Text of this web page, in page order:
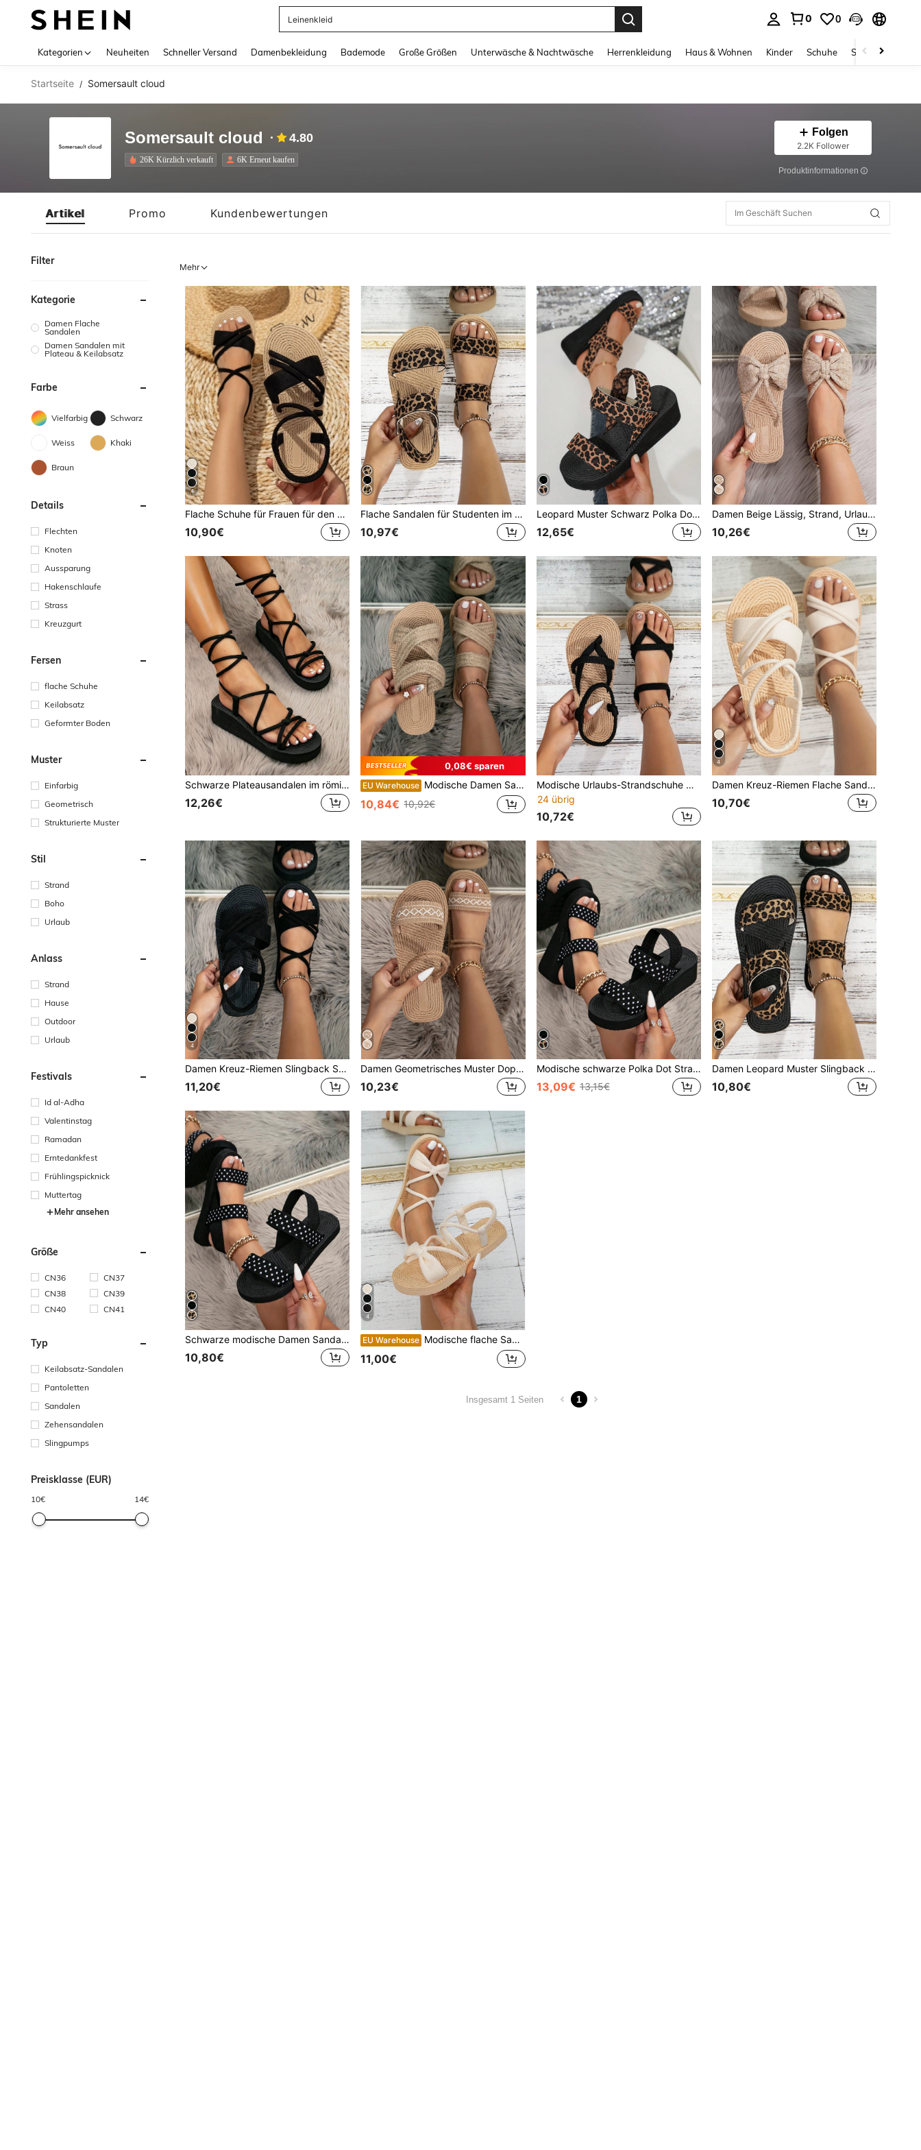
Leinenkleid
0 0
Kategorien Neuheiten Schneller Versand Damenbekleidung Bademode Große Größen Unterwäsche & Nachtwäsche Herrenkleidung Haus & Wohnen Kinder Schuhe Schmuck &
Startseite / Somersault cloud
Somersault cloud 4.80
26K Kürzlich verkauft 6K Erneut kaufen
Folgen
2.2K Follower
Produktinformationen
Artikel Promo Kundenbewertungen
Filter
Kategorie
Damen Flache
Sandalen
Damen Sandalen mit
Plateau & Keilabsatz
Farbe
Vielfarbig Schwarz
Weiss Khaki
Braun
Details
Flechten
Knoten
Aussparung
Hakenschlaufe
Strass
Kreuzgurt
Fersen
flache Schuhe
Keilabsatz
Geformter Boden
Muster
Einfarbig
Geometrisch
Strukturierte Muster
Stil
Strand
Boho
Urlaub
Anlass
Strand
Hause
Outdoor
Urlaub
Festivals
Id al-Adha
Valentinstag
Ramadan
Erntedankfest
Frühlingspicknick
Muttertag
Mehr ansehen
Größe
CN36
CN37
CN38
CN39
CN40
CN41
Typ
Keilabsatz-Sandalen
Pantoletten
Sandalen
Zehensandalen
Slingpumps
Preisklasse (EUR)
10€ 14€
Mehr
4
Flache Schuhe für Frauen für den Urlaub im Freien, Mehrfach-Riemen EVA Offene Zehe Slingback Sandalen, Strandoutfits, Sommeroutfits
10,90€
Flache Sandalen für Studenten im Strandurlaub, modische Leopard Muster Sandalen mit breitem Riemen für Frauen zum Ausgehen, Frühlings- und Sommeroutfits
10,97€
Leopard Muster Schwarz Polka Dot modische Urlaubs-Strandwedge-Absatz Plateau-Sandalen, Frühlings-Sommer-Outfits
12,65€
Damen Beige Lässig, Strand, Urlaubs Modische Sandalen, Frühling Sommer Outfits
10,26€
Schwarze Plateausandalen im römischen Stil, perfekt für Ausgehen, Strand, Reisen, Frühlings- und Sommeroutfits
12,26€
0,08€ sparen
EU Warehouse Modische Damen Sandalen mit gewebtem Design für den Urlaub, flache Sommer-Sandalen für den Strand, Strandoutfits
10,84€ 10,92€
Modische Urlaubs-Strandschuhe mit Jutesohlefür den Outdoor-Einsatz, Frühlings-Sommer-Outfits
24 übrig
10,72€
4
Damen Kreuz-Riemen Flache Sandalen, Urlaubs-Wildleder-Slingback Sandalen, Frühlings- und Sommer-Outfits
10,70€
4
Damen Kreuz-Riemen Slingback Sandalen, Kunstvelours Urlaubs Sandalen, Frühlings- und Sommer-Outfits
11,20€
Damen Geometrisches Muster Doppelriemen Slide Sandalen, Urlaubs Sommer Flache Sandalen, Strandoutfits
10,23€
Modische schwarze Polka Dot Strandschuhe mit Keilabsätzen und dicken Sohlen für Outdoor-Aktivitäten, Frühlings- und Sommeroutfits
13,09€ 13,15€
Damen Leopard Muster Slingback Sandalen, modische flache Outdoor-Sandalen, Frühlings- und Sommeroutfits
10,80€
Schwarze modische Damen Sandalen mit Polka Dot Riemen für den Außenbereich, Frühlings- und Sommeroutfits
10,80€
4
EU Warehouse Modische flache Sandalen mit Strohsohlen, perfekt für Studenten zum Tragen außerhalb während des Urlaubs am Strand, Frühlings- und Sommeroutfits
11,00€
Insgesamt 1 Seiten 1